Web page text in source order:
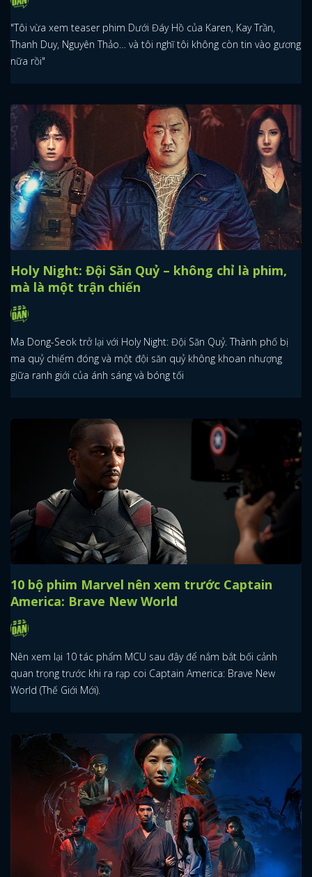
"Tôi vừa xem teaser phim Dưới Đáy Hồ của Karen, Kay Trần,
Thanh Duy, Nguyên Thảo… và tôi nghĩ tôi không còn tin vào gương
nữa rồi"
Holy Night: Đội Săn Quỷ – không chỉ là phim,
mà là một trận chiến
Ma Dong-Seok trở lại với Holy Night: Đội Săn Quỷ. Thành phố bị
ma quỷ chiếm đóng và một đội săn quỷ không khoan nhượng
giữa ranh giới của ánh sáng và bóng tối
10 bộ phim Marvel nên xem trước Captain
America: Brave New World
Nên xem lại 10 tác phẩm MCU sau đây để nắm bắt bối cảnh
quan trọng trước khi ra rạp coi Captain America: Brave New
World (Thế Giới Mới).